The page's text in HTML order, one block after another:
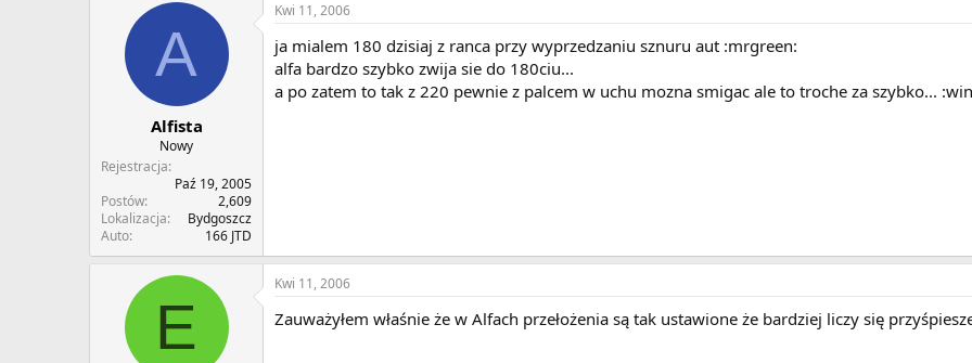
A
Alfista
Nowy
Rejestracja
Paź 19, 2005
Postów
2,609
Lokalizacja
Bydgoszcz
Auto
166 JTD
Kwi 11, 2006
ja mialem 180 dzisiaj z ranca przy wyprzedzaniu sznuru aut :mrgreen:
alfa bardzo szybko zwija sie do 180ciu...
a po zatem to tak z 220 pewnie z palcem w uchu mozna smigac ale to troche za szybko...
E
Kwi 11, 2006
Zauważyłem właśnie że w Alfach przełożenia są tak ustawione że bardziej liczy się